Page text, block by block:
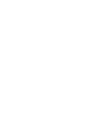
فشلت